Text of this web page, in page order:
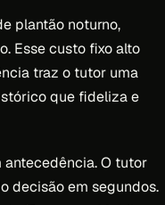
plantão noturno,
Esse custo fixo alto
traz o tutor uma
que fideliza e
O tutor
decisão em segundos.